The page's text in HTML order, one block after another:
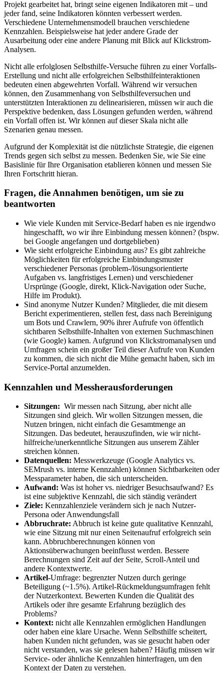
Projekt gearbeitet hat, bringt seine eigenen Indikatoren mit – und
jeder fand, seine Indikatoren könnten verbessert werden.
Verschiedene Unternehmensmodell brauchen verschiedene
Kennzahlen. Beispielsweise hat jeder andere Grade der
Ausarbeitung oder eine andere Planung mit Blick auf Klickstrom-
Analysen.
Nicht alle erfolglosen Selbsthilfe-Versuche führen zu einer Vorfalls-
Erstellung und nicht alle erfolgreichen Selbsthilfeinteraktionen
bedeuten einen abgewehrten Vorfall. Während wir versuchen
können, den Zusammenhang von Selbsthilfeversuchen und
unterstützten Interaktionen zu delinearisieren, müssen wir auch die
Perspektive bedenken, dass Lösungen gefunden werden, während
ein Vorfall offen ist. Wir können auf dieser Skala nicht alle
Szenarien genau messen.
Aufgrund der Komplexität ist die nützlichste Strategie, die eigenen
Trends gegen sich selbst zu messen. Bedenken Sie, wie Sie eine
Basislinie für Ihre Organisation etablieren können und messen Sie
Ihren Fortschritt hieran.
Fragen, die Annahmen benötigen, um sie zu
beantworten
Wie viele Kunden mit Service-Bedarf haben es nie irgendwo
hingeschafft, wo wir ihre Einbindung messen können? (bspw.
bei Google angefangen und dortgeblieben)
Wie sieht erfolgreiche Einbindung aus? Es gibt zahlreiche
Möglichkeiten für erfolgreiche Einbindungsmuster
verschiedener Personas (problem-/lösungsorientierte
Aufgaben vs. langfristiges Lernen) und verschiedener
Ursprünge (Google, direkt, Klick-Navigation oder Suche,
Hilfe im Produkt).
Sind anonyme Nutzer Kunden? Mitglieder, die mit diesem
Bericht experimentieren, stellen fest, dass nach Bereinigung
um Bots und Crawlern, 90% ihrer Aufrufe von öffentlich
sichtbaren Selbsthilfe-Inhalten von externen Suchmaschinen
(wie Google) kamen. Aufgrund von Klickstromanalysen und
Umfragen schein ein großer Teil dieser Aufrufe von Kunden
zu kommen, die sich nicht die Mühe gemacht haben, sich im
Service-Portal anzumelden.
Kennzahlen und Messherausforderungen
Sitzungen: Wir messen nach Sitzung, aber nicht alle
Sitzungen sind gleich. Wir wollen Sitzungen messen, die
Nutzen bringen, nicht einfach die Gesamtmenge an
Sitzungen. Das bedeutet, herauszufinden, wie wir nicht-
hilfreiche/unerkenntliche Sitzungen aus unserem Zähler
streichen können.
Datenquellen: Messwerkzeuge (Google Analytics vs.
SEMrush vs. interne Kennzahlen) können Sichtbarkeiten oder
Messparameter haben, die sich unterscheiden.
Aufwand: Was ist hoher vs. niedriger Besuchsaufwand? Es
ist eine subjektive Kennzahl, die sich ständig verändert
Ziele: Kennzahlenziele verändern sich je nach Nutzer-
Persona oder Anwendungsfall
Abbruchrate: Abbruch ist keine gute qualitative Kennzahl,
wie eine Sitzung mit nur einen Seitenaufruf erfolgreich sein
kann. Abbruchberechnungen können von
Aktionsüberwachungen beeinflusst werden. Bessere
Berechnungen sind Zeit auf der Seite, Scroll-Anteil und
andere Kontextwerte.
Artikel-Umfrage: begrenzter Nutzen durch geringe
Beteiligung (~1.5%). Artikel-Rückmeldungsumfragen fehlt
der Nutzerkontext. Bewerten Kunden die Qualität des
Artikels oder ihre gesamte Erfahrung bezüglich des
Problems?
Kontext: nicht alle Kennzahlen ermöglichen Handlungen
oder haben eine klare Ursache. Wenn Selbsthilfe scheitert,
haben Kunden nicht gefunden, was sie gesucht haben oder
nicht verstanden, was sie gelesen haben? Häufig müssen wir
Service- oder ähnliche Kennzahlen hinterfragen, um den
Kontext der Daten zu verstehen.